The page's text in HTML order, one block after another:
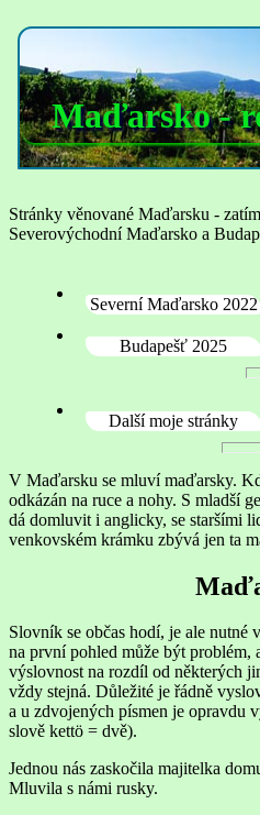
Maďarsko -
Stránky věnované Maďarsku -
Severovýchodní Maďarsko a
Severní Maďarsko 2022
Budapešť 2025
Další moje stránky
V Maďarsku se mluví maďarsky.
odkázán na ruce a nohy. S mladší
dá domluvit i anglicky, se staršími
venkovském krámku zbývá jen ta
Slovník se občas hodí, je ale nutné
na první pohled může být problém,
výslovnost na rozdíl od některých
vždy stejná. Důležité je řádně
a u zdvojených písmen je opravdu
slově kettö = dvě).
Jednou nás zaskočila majitelka
Mluvila s námi rusky.